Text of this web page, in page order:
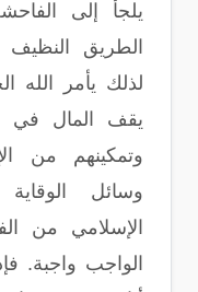
يلجأ إلى
الطريق
لذلك يأمر الله
يقف المال في
وتمكينهم من
وسائل الوقاية
الإسلامي من
الواجب واجبة.